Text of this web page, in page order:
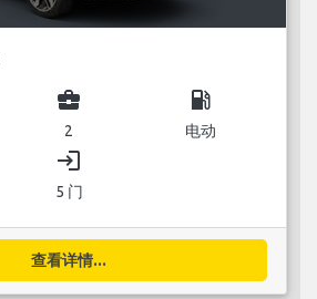
business_center
2
local_gas_station
电动
login
5 门
查看详情...